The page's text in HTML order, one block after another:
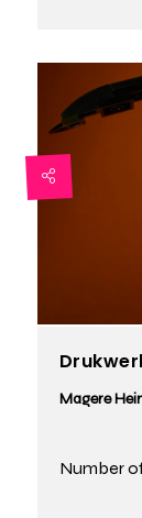
Magere
Number